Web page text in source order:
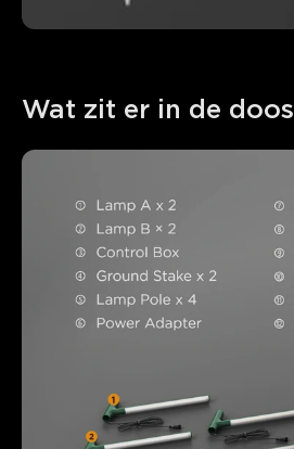
Wat zit er in de doos